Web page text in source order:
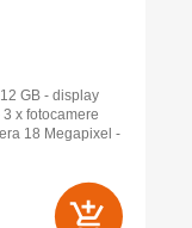
GB - display
x fotocamere
18 Megapixel -